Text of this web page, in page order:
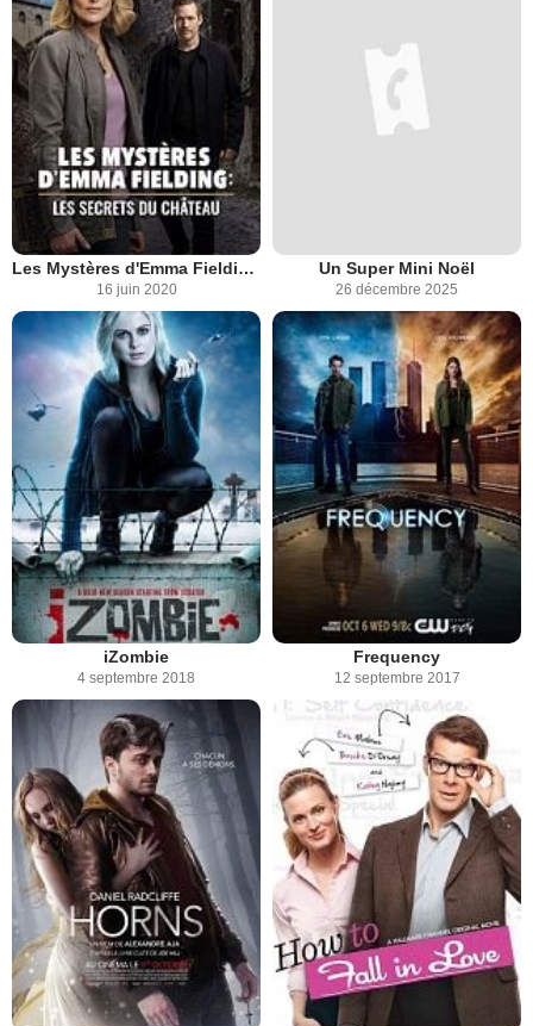
Les Mystères d'Emma Fielding : les secrets du château
16 juin 2020
Un Super Mini Noël
26 décembre 2025
iZombie
4 septembre 2018
Frequency
12 septembre 2017